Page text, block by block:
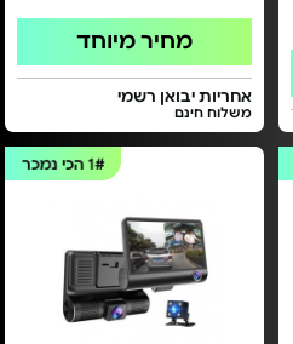
מחיר מיוחד
אחריות יבואן רשמי
משלוח חינם
1#הכי נמכר